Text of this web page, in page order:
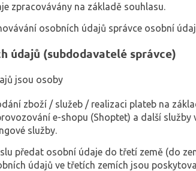
zpracovávány na základě souhlasu.
osobních údajů správce osobní
údajů (subdodavatelé správce)
jsou osoby
zboží / služeb / realizaci plateb na
e-shopu (Shoptet) a další
služby.
předat osobní údaje do třetí země (do
údajů ve třetích zemích jsou